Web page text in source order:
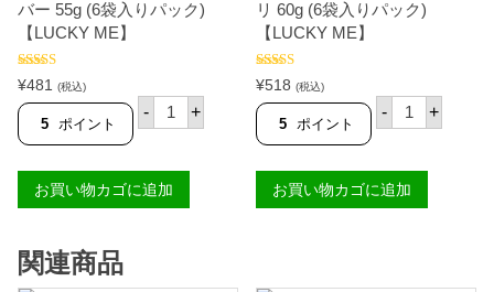
個
ト
ン
シ
ー
g
(
ー
バ
ー
g
(
6
バー 55g (6袋入りパック)
【LUCKY ME】
5段階中5.00
の評価
¥481 (税込)
5 ポイント
- ラ
ッ
ミ
ー
イ
+
お買い物カゴに追加
リ 60g (6袋入りパック)
【LUCKY ME】
5段階中
4.50の評価
¥518 (税込)
5 ポイント
- ラ
ッ
ミ
ー
イ
+
お買い物カゴに追加
関連商品